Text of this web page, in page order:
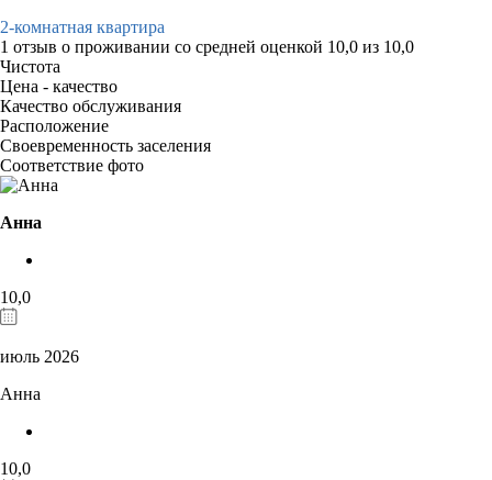
2-комнатная квартира
1 отзыв о проживании со средней оценкой 10,0 из 10,0
Чистота
Цена - качество
Качество обслуживания
Расположение
Своевременность заселения
Соответствие фото
Анна
10,0
июль 2026
Анна
10,0